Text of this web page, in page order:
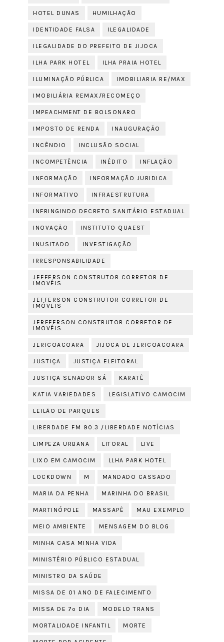
HOTEL DUNAS HUMILHAÇÃO
IDENTIDADE FALSA ILEGALIDADE
ILEGALIDADE DO PREFEITO DE JIJOCA
ILHA PARK HOTEL ILHA PRAIA HOTEL
ILUMINAÇÃO PÚBLICA IMOBILIARIA RE/MAX
IMOBILIÁRIA REMAX/RECOMEÇO
IMPEACHMENT DE BOLSONARO
IMPOSTO DE RENDA INAUGURAÇÃO
INCÊNDIO INCLUSÃO SOCIAL
INCOMPETÊNCIA INÉDITO INFLAÇÃO
INFORMAÇÃO INFORMAÇÃO JURIDICA
INFORMATIVO INFRAESTRUTURA
INFRINGINDO DECRETO SANITÁRIO ESTADUAL
INOVAÇÃO INSTITUTO QUAEST
INUSITADO INVESTIGAÇÃO
IRRESPONSABILIDADE
JEFFERSON CONSTRUTOR CORRETOR DE
IMOVÉIS
JEFFERSON CONSTRUTOR CORRETOR DE
IMÓVEIS
JERFFERSON CONSTRUTOR CORRETOR DE
IMOVÉIS
JERICOACOARA JIJOCA DE JERICOACOARA
JUSTIÇA JUSTIÇA ELEITORAL
JUSTIÇA SENADOR SÁ KARATÊ
KATIA VARIEDADES LEGISLATIVO CAMOCIM
LEILÃO DE PARQUES
LIBERDADE FM 90.3 /LIBERDADE NOTÍCIAS
LIMPEZA URBANA LITORAL LIVE
LIXO EM CAMOCIM LLHA PARK HOTEL
LOCKDOWN M MANDADO CASSADO
MARIA DA PENHA MARINHA DO BRASIL
MARTINÓPOLE MASSAPÊ MAU EXEMPLO
MEIO AMBIENTE MENSAGEM DO BLOG
MINHA CASA MINHA VIDA
MINISTÉRIO PÚBLICO ESTADUAL
MINISTRO DA SAÚDE
MISSA DE 01 ANO DE FALECIMENTO
MISSA DE 7º DIA MODELO TRANS
MORTALIDADE INFANTIL MORTE